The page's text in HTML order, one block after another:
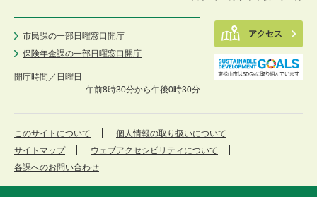
市民課の一部日曜窓口開庁
保険年金課の一部日曜窓口開庁
開庁時間／ 日曜日
午前8時30分から午後0時30分
アクセス
このサイトについて
個人情報の取り扱いについて
サイトマップ
ウェブアクセシビリティについて
各課へのお問い合わせ